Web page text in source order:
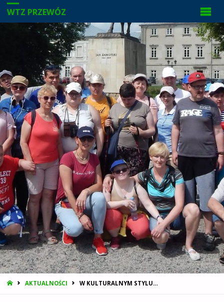
WTZ PRZEWÓZ
STRONA
AKTUALNOŚCI W KULTURALNYM STYLU…